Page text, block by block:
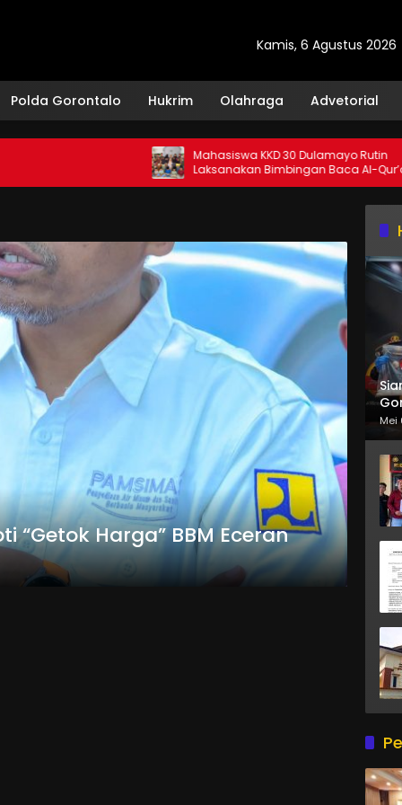
Kamis, 6 Agustus 2026
Polda Gorontalo Hukrim Olahraga Advetorial
Mahasiswa KKD 30 Dulamayo Rutin
Laksanakan Bimbingan Baca Al-Qur’an
bagi Santri TPQ Fastabiqul Khairat
“Getok Harga” BBM Eceran
Mei